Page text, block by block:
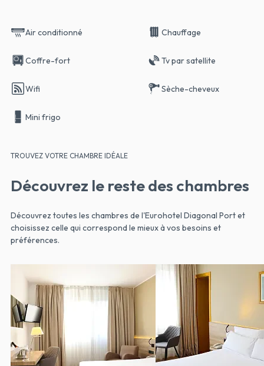
Air conditionné Chauffage
Coffre-fort Tv par satellite
Wifi Sèche-cheveux
Mini frigo
TROUVEZ VOTRE CHAMBRE IDÉALE
Découvrez le reste des chambres
Découvrez toutes les chambres de l'Eurohotel Diagonal Port et
choisissez celle qui correspond le mieux à vos besoins et
préférences.